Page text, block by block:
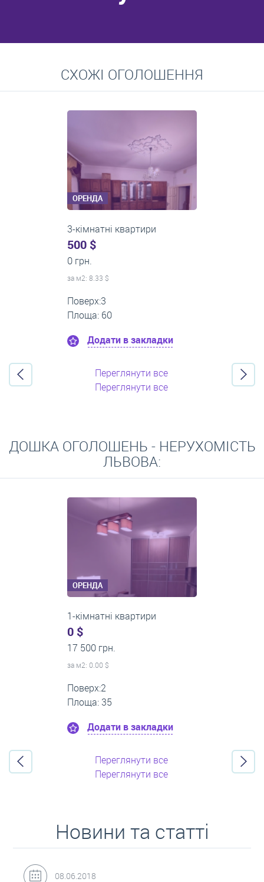
Середні ціни на довготривалу оренду квартир, особняків,
кімнат
СХОЖІ ОГОЛОШЕННЯ
ОРЕНДА
3-кімнатні квартири
0 $
19 200 грн.
за м2: 0.00 $
Поверх:1
Площа: 80
Додати в закладки
Переглянути все
Переглянути все
ДОШКА ОГОЛОШЕНЬ - НЕРУХОМІСТЬ
ЛЬВОВА:
ОРЕНДА
3-кімнатні квартири
500 $
0 грн.
за м2: 8.33 $
Поверх:3
Площа: 60
Додати в закладки
Переглянути все
Переглянути все
Новини та статті
31.05.2018